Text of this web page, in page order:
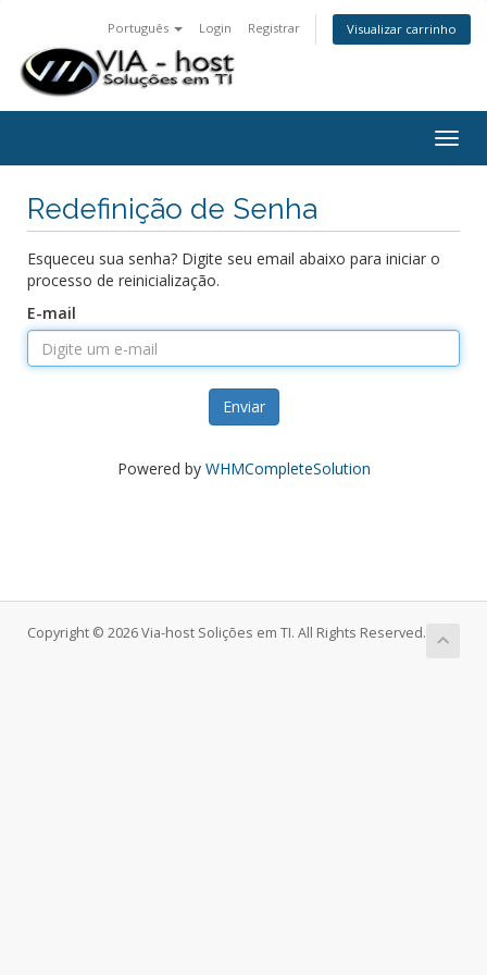
Português Login Registrar Visualizar carrinho
Redefinição de Senha
Esqueceu sua senha? Digite seu email abaixo para iniciar o
processo de reinicialização.
E-mail
Enviar
Powered by WHMCompleteSolution
Copyright © 2026 Via-host Solições em TI. All Rights Reserved.